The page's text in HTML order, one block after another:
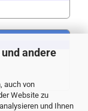
andere
auch von
Website zu
und Ihnen